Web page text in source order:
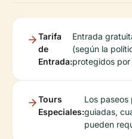
Tarifa
de
Entrada:
Entrada
(según la
protegidos por
Tours
Especiales:
Los paseos
guiadas,
pueden